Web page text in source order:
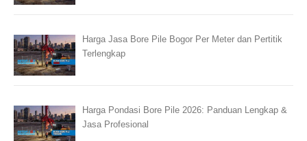
Harga Jasa Bore Pile Bogor Per Meter dan Pertitik
Terlengkap
Harga Pondasi Bore Pile 2026: Panduan Lengkap &
Jasa Profesional